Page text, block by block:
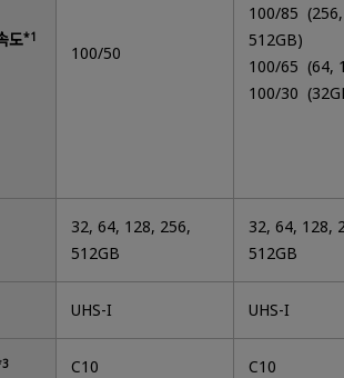
도*1
100/50
100/85 (256,
512GB)
100/65 (64,
100/30
32, 64, 128, 256,
512GB
32, 64, 128,
512GB
UHS-I UHS-I
C10 C10